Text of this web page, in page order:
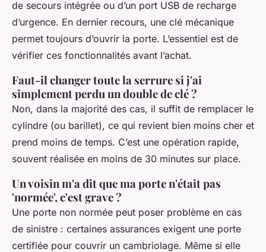
de secours intégrée ou d’un port USB de recharge
d’urgence. En dernier recours, une clé mécanique
permet toujours d’ouvrir la porte. L’essentiel est de
vérifier ces fonctionnalités avant l’achat.
Faut-il changer toute la serrure si j'ai
simplement perdu un double de clé ?
Non, dans la majorité des cas, il suffit de remplacer le
cylindre (ou barillet), ce qui revient bien moins cher et
prend moins de temps. C’est une opération rapide,
souvent réalisée en moins de 30 minutes sur place.
Un voisin m'a dit que ma porte n'était pas
'normée', c'est grave ?
Une porte non normée peut poser problème en cas
de sinistre : certaines assurances exigent une porte
certifiée pour couvrir un cambriolage. Même si elle